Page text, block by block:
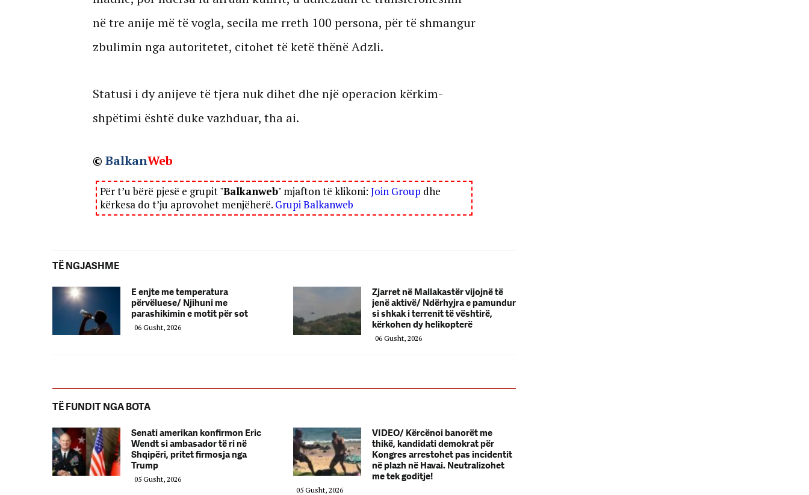
në tre anije më të vogla, secila me rreth 100 persona, për të shmangur
zbulimin nga autoritetet, citohet të ketë thënë Adzli.
Statusi i dy anijeve të tjera nuk dihet dhe një operacion kërkim-
shpëtimi është duke vazhduar, tha ai.
© BalkanWeb
Për t’u bërë pjesë e grupit "Balkanweb" mjafton të klikoni: Join Group dhe
kërkesa do t’ju aprovohet menjëherë. Grupi Balkanweb
TË NGJASHME
E enjte me temperatura
përvëluese/ Njihuni me
parashikimin e motit për sot
06 Gusht, 2026
Zjarret në Mallakastër vijojnë të
jenë aktivë/ Ndërhyjra e pamundur
si shkak i terrenit të vështirë,
kërkohen dy helikopterë
06 Gusht, 2026
TË FUNDIT NGA BOTA
Senati amerikan konfirmon Eric
Wendt si ambasador të ri në
Shqipëri, pritet firmosja nga
Trump
05 Gusht, 2026
VIDEO/ Kërcënoi banorët me
thikë, kandidati demokrat për
Kongres arrestohet pas incidentit
në plazh në Havai. Neutralizohet
me tek goditje!
05 Gusht, 2026